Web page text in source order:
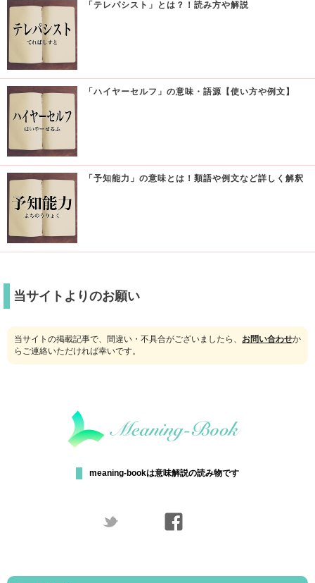
「テレパシスト」とは？！読み方や解説
「ハイヤーセルフ」の意味・語源【使い方や例文】
「予知能力」の意味とは！類語や例文など詳しく解釈
当サイトよりのお願い
当サイトの掲載記事で、間違い・不具合がございましたら、 お問い合わせか
らご連絡いただければ幸いです。
meaning-bookは意味解説の読み物です